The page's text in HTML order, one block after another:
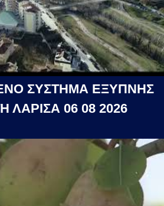
ΣΥΣΤΗΜΑ ΕΞΥΠΝΗΣ
ΛΑΡΙΣΑ 06 08 2026